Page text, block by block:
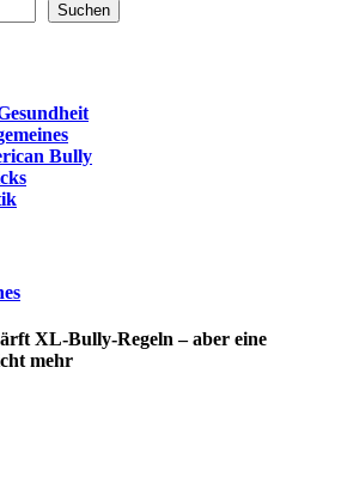
auf
der
Suchen
Bully
XL-Bully-Regeln – aber eine
mehr